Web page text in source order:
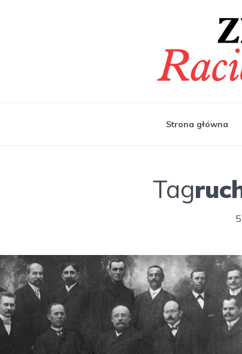
Strona główna
Tag